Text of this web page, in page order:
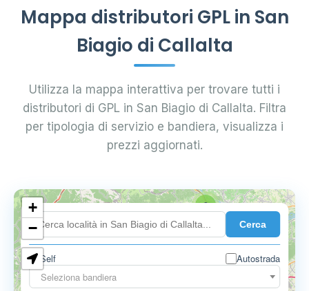
Mappa distributori GPL in San
Biagio di Callalta
Utilizza la mappa interattiva per trovare tutti i
distributori di GPL in San Biagio di Callalta. Filtra
per tipologia di servizio e bandiera, visualizza i
prezzi aggiornati.
Cerca
Self
Autostrada
Seleziona bandiera
2
6
+
−